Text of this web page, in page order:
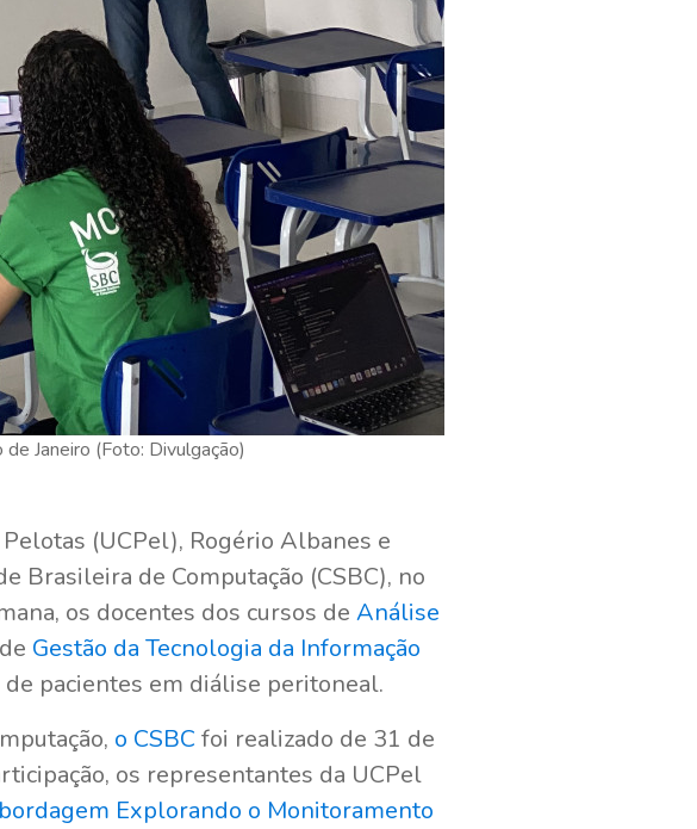
Janeiro (Foto: Divulgação)
(UCPel), Rogério Albanes e
Brasileira de Computação (CSBC), no
os docentes dos cursos de Análise
Gestão da Tecnologia da Informação
pacientes em diálise peritoneal.
o CSBC foi realizado de 31 de
os representantes da UCPel
Explorando o Monitoramento